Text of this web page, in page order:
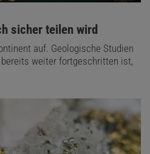
sicher teilen wird
auf. Geologische Studien
weiter fortgeschritten ist,